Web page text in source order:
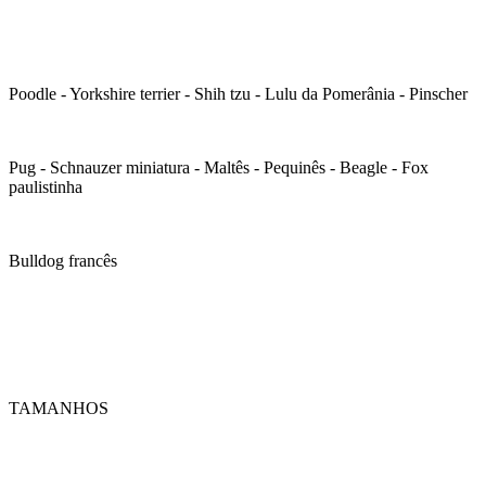
Poodle - Yorkshire terrier - Shih tzu - Lulu da Pomerânia - Pinscher
Pug - Schnauzer miniatura - Maltês - Pequinês - Beagle - Fox
paulistinha
Bulldog francês
TAMANHOS